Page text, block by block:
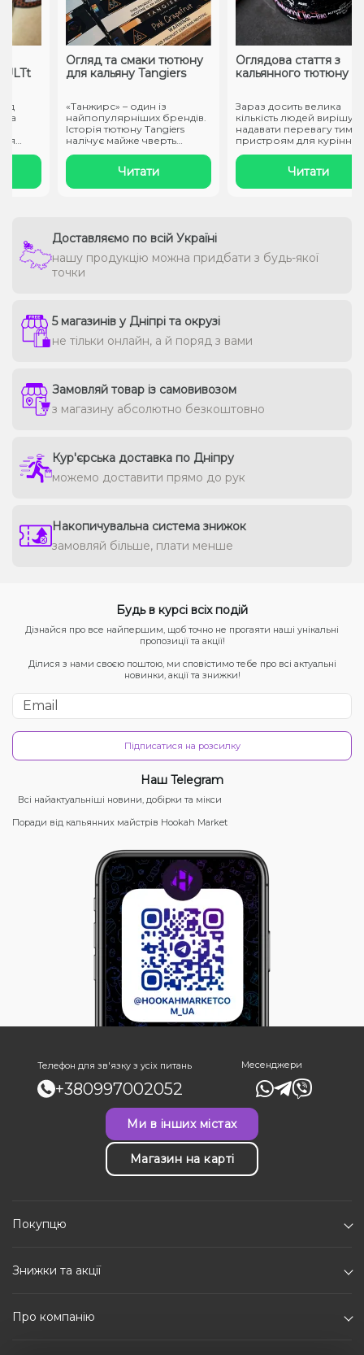
Огляд та смаки тютюну
для кальяну Tangiers
«Танжирс» – один із
найпопулярніших брендів.
Історія тютюну Tangiers
налічує майже чверть
Читати
Оглядова стаття з
кальянного тютюну
Зараз досить велика
кількість людей вирішує
надавати перевагу тим
пристроям для куріння,
Читати
Доставляємо по всій Україні
нашу продукцію можна придбати з будь-якої
точки
5 магазинів у Дніпрі та окрузі
не тільки онлайн, а й поряд з вами
Замовляй товар із самовивозом
з магазину абсолютно безкоштовно
Кур'єрська доставка по Дніпру
можемо доставити прямо до рук
Накопичувальна система знижок
замовляй більше, плати менше
Будь в курсі всіх подій
Дізнайся про все найпершим, щоб точно не прогаяти наші унікальні
пропозиції та акції!
Ділися з нами своєю поштою, ми сповістимо тебе про всі актуальні
новинки, акції та знижки!
Підписатися на розсилку
Наш Telegram
Всі найактуальніші новини, добірки та мікси
Поради від кальянних майстрів Hookah Market
Телефон для зв'язку з усіх питань
+380997002052
Месенджери
Ми в інших містах
Магазин на карті
Покупцю
Знижки та акції
Про компанію